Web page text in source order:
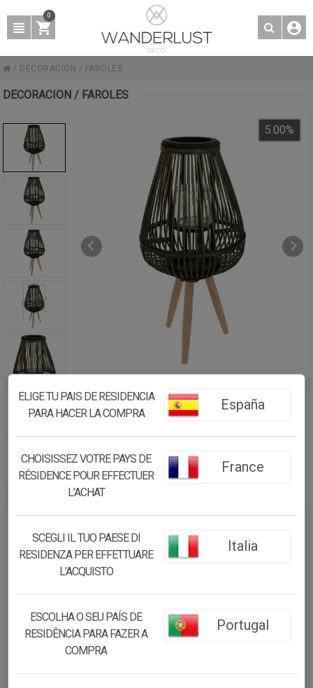
0
/ DECORACION / FAROLES
DECORACION / FAROLES
FAROL PORTAVELAS DE BAMBÚ
VERDE D29X37/59
5.00%
ELIGE TU PAIS DE RESIDENCIA
PARA HACER LA COMPRA
España
CHOISISSEZ VOTRE PAYS DE
RÉSIDENCE POUR EFFECTUER
L’ACHAT
France
SCEGLI IL TUO PAESE DI
RESIDENZA PER EFFETTUARE
L’ACQUISTO
Italia
ESCOLHA O SEU PAÍS DE
RESIDÊNCIA PARA FAZER A
COMPRA
Portugal